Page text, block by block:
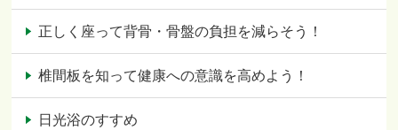
正しく座って背骨・骨盤の負担を減らそう！
椎間板を知って健康への意識を高めよう！
日光浴のすすめ